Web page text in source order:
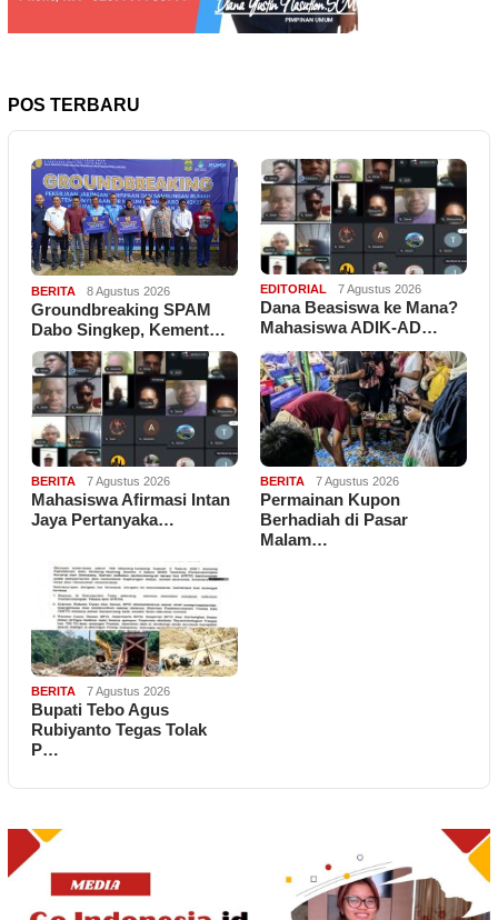
POS TERBARU
BERITA 8 Agustus 2026
Groundbreaking SPAM
Dabo Singkep, Kement…
EDITORIAL 7 Agustus 2026
Dana Beasiswa ke Mana?
Mahasiswa ADIK-AD…
BERITA 7 Agustus 2026
Mahasiswa Afirmasi Intan
Jaya Pertanyaka…
BERITA 7 Agustus 2026
Permainan Kupon
Berhadiah di Pasar
Malam…
BERITA 7 Agustus 2026
Bupati Tebo Agus
Rubiyanto Tegas Tolak
P…